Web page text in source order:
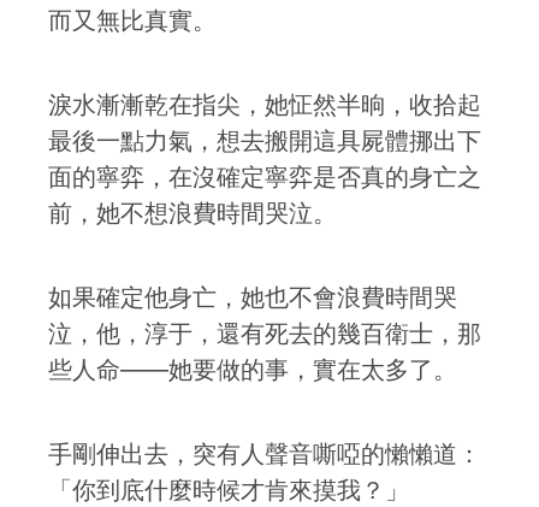
而又無比真實。
淚水漸漸乾在指尖，她怔然半晌，收拾起
最後一點力氣，想去搬開這具屍體挪出下
面的寧弈，在沒確定寧弈是否真的身亡之
前，她不想浪費時間哭泣。
如果確定他身亡，她也不會浪費時間哭
泣，他，淳于，還有死去的幾百衛士，那
些人命——她要做的事，實在太多了。
手剛伸出去，突有人聲音嘶啞的懶懶道：
「你到底什麼時候才肯來摸我？」